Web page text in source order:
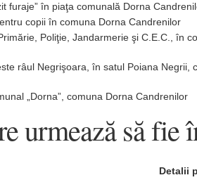
furaje” în piaţa comunală Dorna
copii în comuna Dorna Candrenilor
Poliţie, Jandarmerie şi C.E.C., în
râul Negrişoara, în satul Poiana Negrii,
„Dorna”, comuna Dorna Candrenilor
urmează să fie
Detalii